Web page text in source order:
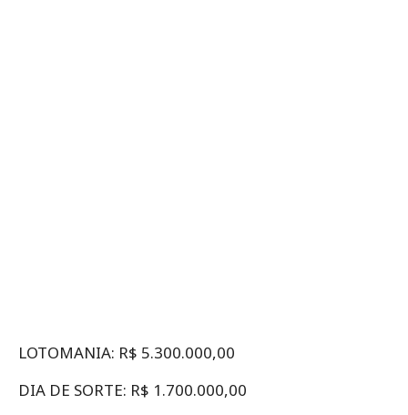
LOTOMANIA: R$ 5.300.000,00
DIA DE SORTE: R$ 1.700.000,00